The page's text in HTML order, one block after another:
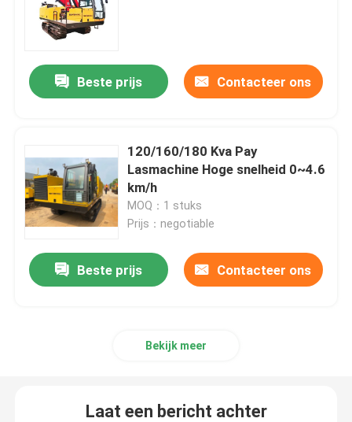
Betaal Lasser
De Buigende Machine van de doornpijp
Gevolgde Lader
Pijp Behandelingsmateriaal
Pijp het Verwarmen Machine
Beste prijs Contacteer ons
120/160/180 Kva Pay
Lasmachine Hoge snelheid 0~4.6
km/h
MOQ：1 stuks
Prijs：negotiable
Beste prijs Contacteer ons
Bekijk meer
Laat een bericht achter